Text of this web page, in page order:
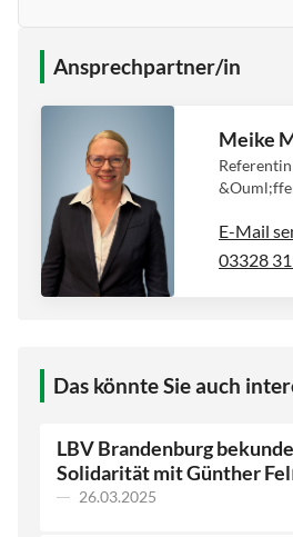
Ansprechpartner/in
Meike
E-Mail
03328
Das könnte Sie auch
LBV Brandenburg
Solidarität mit Günther
26.03.2025